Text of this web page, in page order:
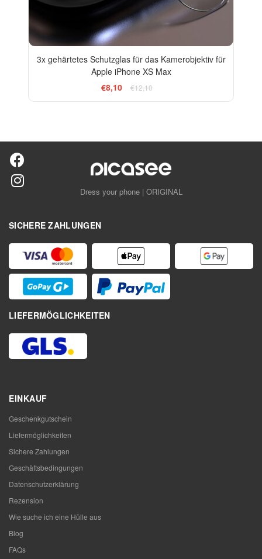
3x gehärtetes Schutzglas für das Kamerobjektiv für
Apple iPhone XS Max
€8,10
€12,10
Dress your phone | ORIGINAL
SICHERE ZAHLUNGEN
LIEFERMÖGLICHKEITEN
EINKAUF
Geschenkgutschein
Liefermöglichkeiten
Sichere Zahlungen
Geschäftsbedingungen
Datenschutzerklärung
Rezension
Wie suche ich eine Hülle aus
Blog
FAQs